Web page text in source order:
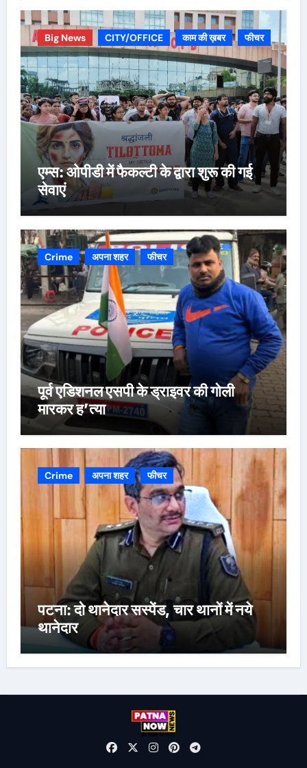
Big News CITY/OFFICE काम की ख़बर फीचर
एम्स: ओपीडी में फैकल्टी के द्वारा शुरू की गई
सेवाएं
Crime अपना शहर फीचर
पूर्व एडिशनल एसपी के ड्राइवर की गोली
मारकर ह’त्या
Crime अपना शहर फीचर
पटना: दो थानेदार सस्पेंड, चार थानों में नये
थानेदार